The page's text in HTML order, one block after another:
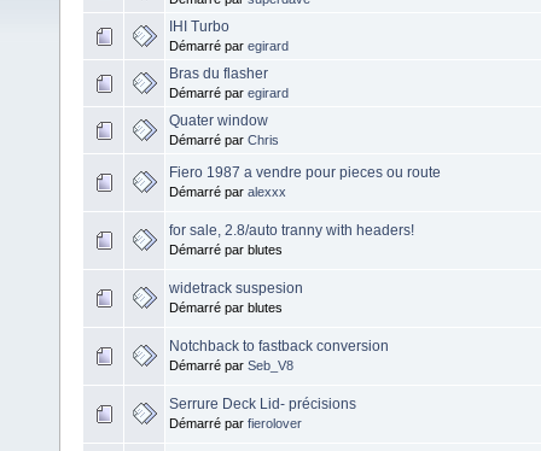
IHI Turbo
Démarré par egirard
Bras du flasher
Démarré par egirard
Quater window
Démarré par Chris
Fiero 1987 a vendre pour pieces ou route
Démarré par alexxx
for sale, 2.8/auto tranny with headers!
Démarré par blutes
widetrack suspesion
Démarré par blutes
Notchback to fastback conversion
Démarré par Seb_V8
Serrure Deck Lid- précisions
Démarré par fierolover